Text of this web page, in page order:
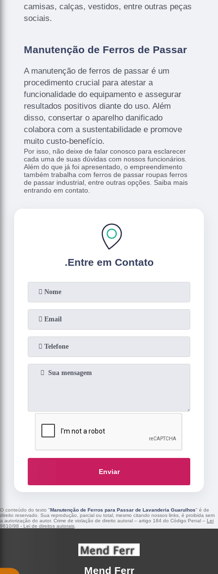
camisas, calças, vestidos, entre outras peças
sociais.
Manutenção de Ferros de Passar
A manutenção de ferros de passar é um
procedimento crucial para atestar a
funcionalidade do equipamento e assegurar
resultados positivos diante do uso. Além
disso, consertar o aparelho danificado
colabora com a sustentabilidade e promove
muito custo-benefício.
Por isso, não deixe de falar conosco para esclarecer
cada uma de suas dúvidas com nossos funcionários.
Além do que já foi apresentado, o empreendimento
também trabalha com ferros de passar roupas ferros
de passar industrial, entre outras opções. Saiba mais
entrando em contato.
.Entre em Contato
Enviar
O conteúdo do texto "Manutenção de Ferros para Passar de Lavanderia Guarulhos" é de
direito reservado. Sua reprodução, parcial ou total, mesmo citando nossos links, é proibida sem
a autorização do autor. Crime de violação de direito autoral – artigo 184 do Código Penal – Lei
9610/98 - Lei de direitos autorais
Mend Ferr